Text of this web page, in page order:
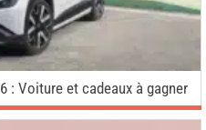
: Voiture et cadeaux à gagner